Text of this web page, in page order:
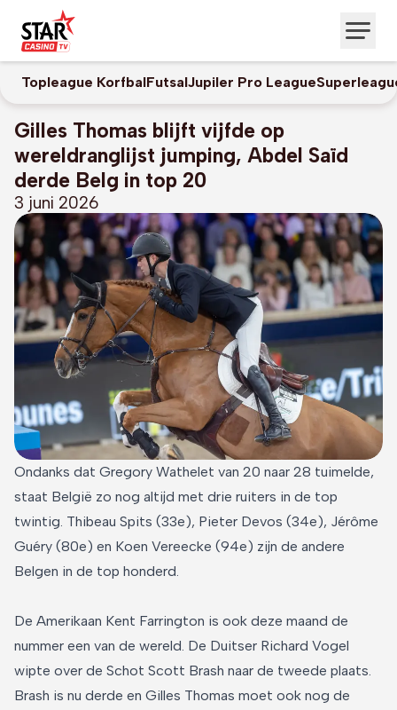
Topleague KorfbalFutsalJupiler Pro League
Gilles Thomas blijft vijfde op
wereldranglijst jumping, Abdel Saïd
derde Belg in top 20
3 juni 2026
Ondanks dat Gregory Wathelet van 20 naar 28 tuimelde,
staat België zo nog altijd met drie ruiters in de top
twintig. Thibeau Spits (33e), Pieter Devos (34e), Jérôme
Guéry (80e) en Koen Vereecke (94e) zijn de andere
Belgen in de top honderd.
De Amerikaan Kent Farrington is ook deze maand de
nummer een van de wereld. De Duitser Richard Vogel
wipte over de Schot Scott Brash naar de tweede plaats.
Brash is nu derde en Gilles Thomas moet ook nog de